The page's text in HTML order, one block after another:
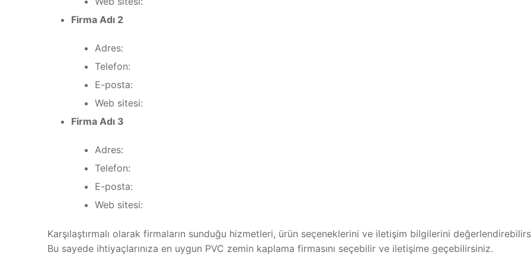
Firma Adı 2
Adres:
Telefon:
E-posta:
Web sitesi:
Firma Adı 3
Adres:
Telefon:
E-posta:
Web sitesi:
Karşılaştırmalı olarak firmaların sunduğu hizmetleri, ürün seçeneklerini ve iletişim bilgilerini
Bu sayede ihtiyaçlarınıza en uygun PVC zemin kaplama firmasını seçebilir ve iletişime geçebilirsiniz.